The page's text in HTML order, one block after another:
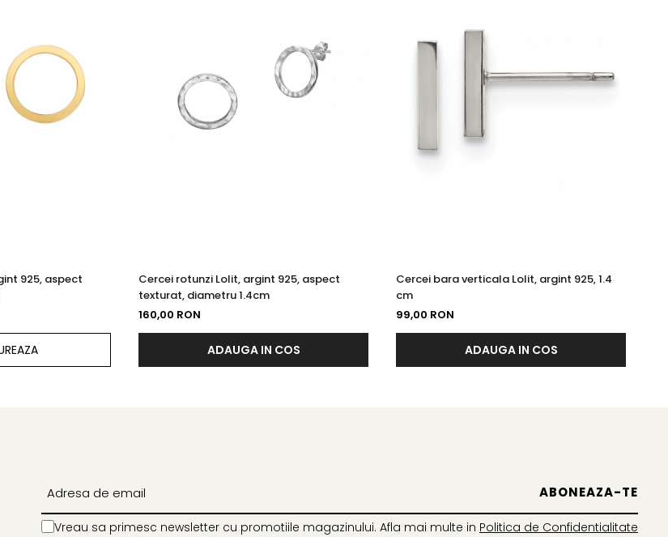
925, aspect
Cercei rotunzi Lolit, argint 925, aspect
texturat, diametru 1.4cm
160,00 RON
ADAUGA IN COS
Cercei bara verticala Lolit, argint 925, 1.4
cm
99,00 RON
ADAUGA IN COS
Vreau sa primesc newsletter cu promotiile magazinului. Afla mai multe in Politica de Confidentialitate